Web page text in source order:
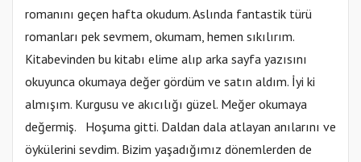
romanını geçen hafta okudum. Aslında fantastik türü
romanları pek sevmem, okumam, hemen sıkılırım.
Kitabevinden bu kitabı elime alıp arka sayfa yazısını
okuyunca okumaya değer gördüm ve satın aldım. İyi ki
almışım. Kurgusu ve akıcılığı güzel. Meğer okumaya
değermiş. Hoşuma gitti. Daldan dala atlayan anılarını ve
öykülerini sevdim. Bizim yaşadığımız dönemlerden de